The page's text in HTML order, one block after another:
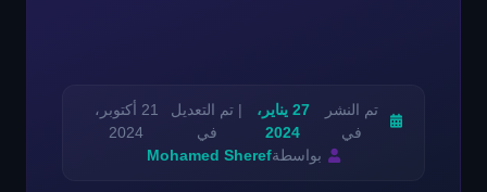
تم النشر
في
27 يناير،
2024
| تم التعديل
في
21 أكتوبر،
2024
بواسطةMohamed Sheref